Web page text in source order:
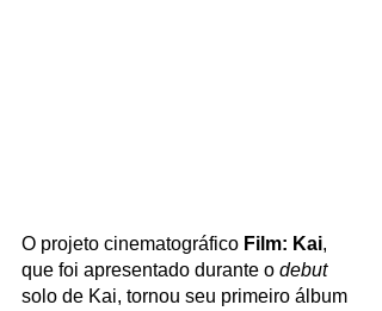
O projeto cinematográfico Film: Kai,
que foi apresentado durante o debut
solo de Kai, tornou seu primeiro álbum